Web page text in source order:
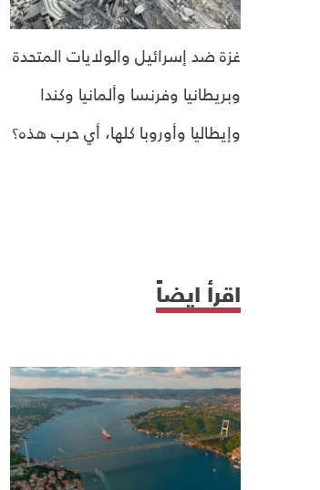
غزة ضد إسرائيل والولايات المتحدة
وبريطانيا وفرنسا وألمانيا وكندا
وإيطاليا وأوروبا كلها، أي حرب هذه؟
اقرأ ايضاً